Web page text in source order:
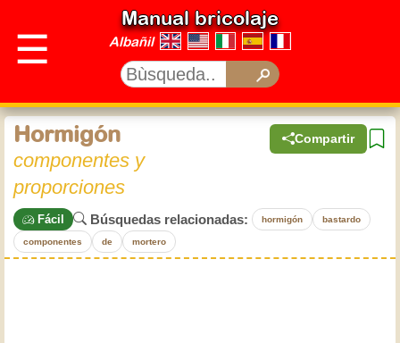
☰
Manual bricolaje
Albañil
Compartir
Hormigón
componentes y
proporciones
Fácil Búsquedas relacionadas: hormigón bastardo
componentes de mortero